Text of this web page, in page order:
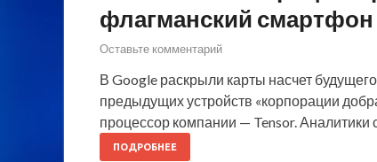
флагманский смартфон
Оставьте комментарий
В Google раскрыли карты насчет
предыдущих устройств «корпорации
процессор компании — Tensor.
ПОДРОБНЕЕ